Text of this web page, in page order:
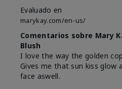
Evaluado en
marykay.com/en-us/
Comentarios sobre Mary
Blush
I love the way the golden
Gives me that sun kiss glow
face aswell.